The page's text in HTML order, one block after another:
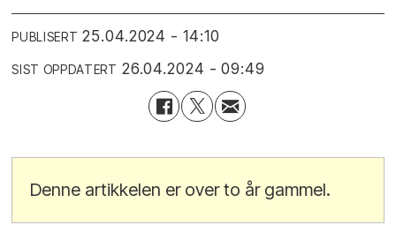
PUBLISERT 25.04.2024 - 14:10
SIST OPPDATERT 26.04.2024 - 09:49
Denne artikkelen er over to år gammel.